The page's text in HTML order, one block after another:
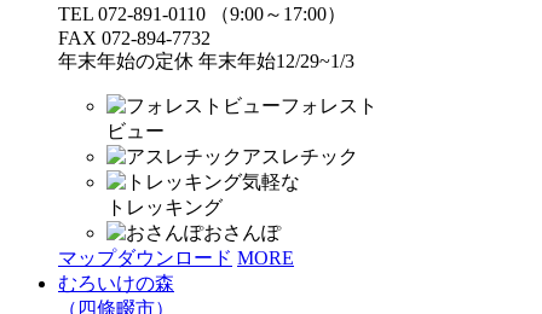
TEL 072-891-0110 （9:00～17:00）
FAX 072-894-7732
年末年始の定休 年末年始12/29~1/3
フォレスト
ビュー
アスレチック
気軽な
トレッキング
おさんぽ
マップダウンロード MORE
むろいけの森
（四條畷市）